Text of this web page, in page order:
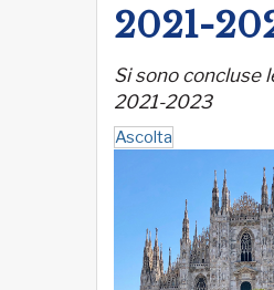
2021-
Si sono concluse
2021-2023
Ascolta